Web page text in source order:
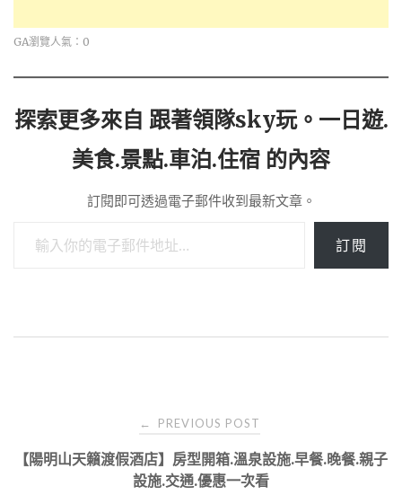
GA瀏覽人氣：0
探索更多來自 跟著領隊sky玩。一日遊.
美食.景點.車泊.住宿 的內容
訂閱即可透過電子郵件收到最新文章。
訂閱
navigation
← PREVIOUS POST
【陽明山天籟渡假酒店】房型開箱.溫泉設施.早餐.晚餐.親子
設施.交通.優惠一次看